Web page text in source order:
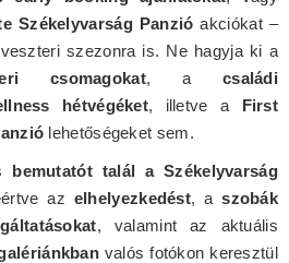
Székelyvarság Panzió akciókat –
szezonra is. Ne hagyja ki a
csomagokat, a családi
hétvégéket, illetve a First
lehetőségeket sem.
bemutatót talál a Székelyvarság
az elhelyezkedést, aszobák
, valamint az aktuális
valós fotókon keresztül